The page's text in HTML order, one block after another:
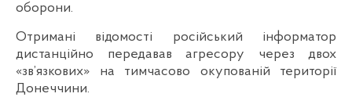
оборони.
Отримані відомості російський інформатор
дистанційно передавав агресору через двох
«зв’язкових» на тимчасово окупованій території
Донеччини.